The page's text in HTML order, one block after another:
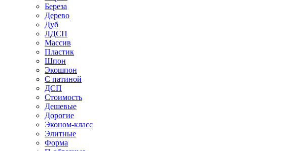
Береза
Дерево
Дуб
ЛДСП
Массив
Пластик
Шпон
Экошпон
С патиной
ДСП
Стоимость
Дешевые
Дорогие
Эконом-класс
Элитные
Форма